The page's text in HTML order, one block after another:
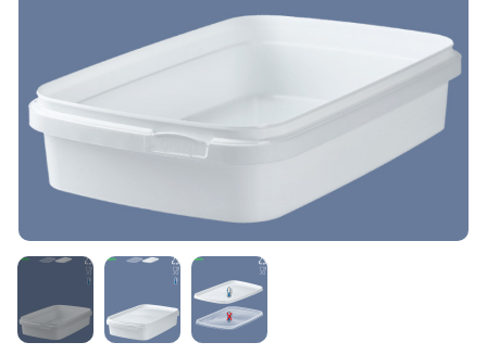
GrassBased Eimer